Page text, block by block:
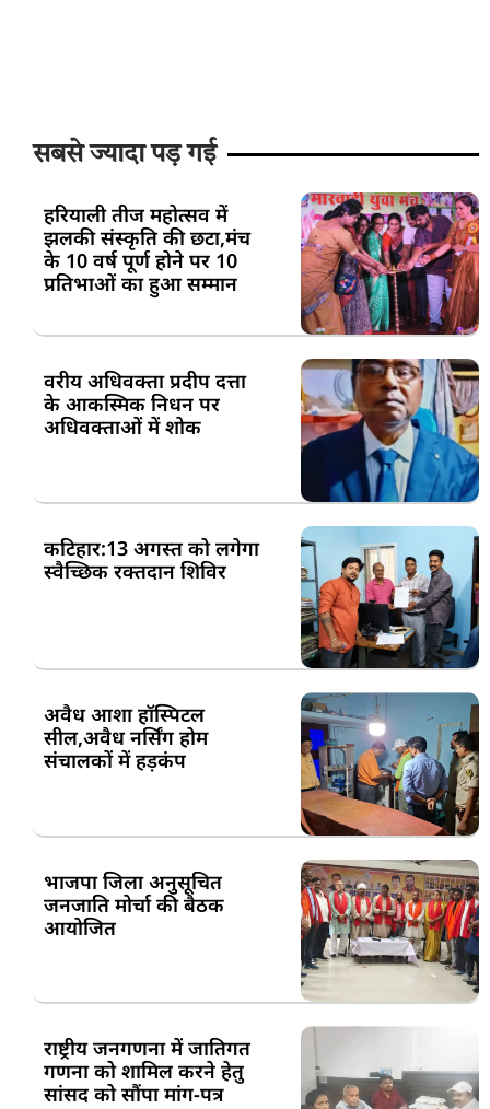
सबसे ज्यादा पड़ गई
हरियाली तीज महोत्सव में
झलकी संस्कृति की छटा,मंच
के 10 वर्ष पूर्ण होने पर 10
प्रतिभाओं का हुआ सम्मान
वरीय अधिवक्ता प्रदीप दत्ता
के आकस्मिक निधन पर
अधिवक्ताओं में शोक
कटिहार:13 अगस्त को लगेगा
स्वैच्छिक रक्तदान शिविर
अवैध आशा हॉस्पिटल
सील,अवैध नर्सिंग होम
संचालकों में हड़कंप
भाजपा जिला अनुसूचित
जनजाति मोर्चा की बैठक
आयोजित
राष्ट्रीय जनगणना में जातिगत
गणना को शामिल करने हेतु
सांसद को सौंपा मांग-पत्र